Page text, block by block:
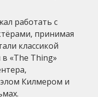
работать с
принимая
классикой
в «The Thing»
Килмером и